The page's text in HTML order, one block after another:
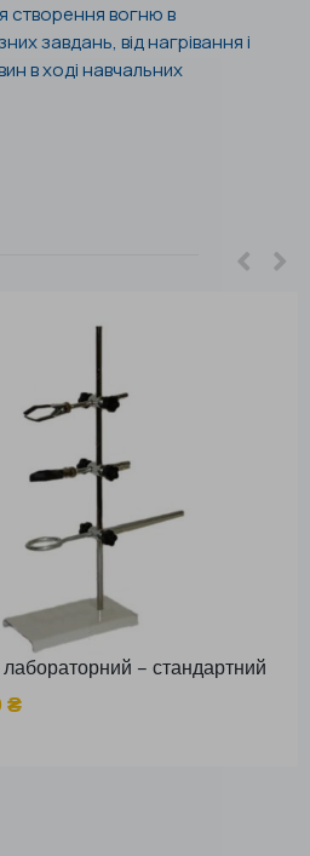
створення вогню в
завдань, від нагрівання і
в ході навчальних
– стандартний
₴